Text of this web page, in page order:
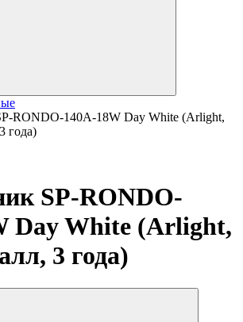
RONDO-140A-18W Day White (Arlight,
года)
SP-RONDO-
Day White (Arlight,
3 года)